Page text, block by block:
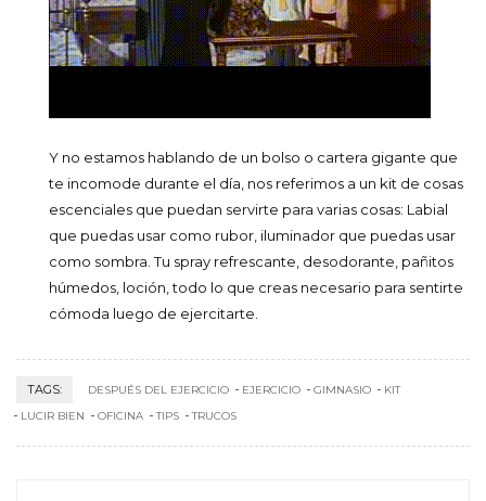
Y no estamos hablando de un bolso o cartera gigante que
te incomode durante el día, nos referimos a un kit de cosas
escenciales que puedan servirte para varias cosas: Labial
que puedas usar como rubor, iluminador que puedas usar
como sombra. Tu spray refrescante, desodorante, pañitos
húmedos, loción, todo lo que creas necesario para sentirte
cómoda luego de ejercitarte.
TAGS: DESPUÉS DEL EJERCICIO EJERCICIO GIMNASIO
KIT
LUCIR BIEN
OFICINA TIPS TRUCOS